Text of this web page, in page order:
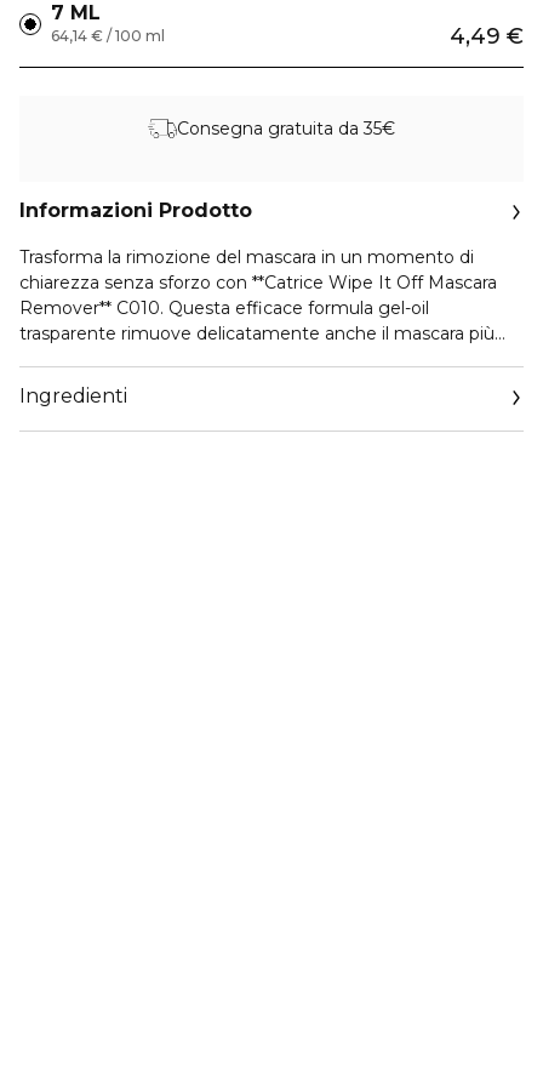
7 ML
4,49 €
64,14 € / 100 ml
Consegna gratuita da 35€
Informazioni Prodotto
Trasforma la rimozione del mascara in un momento di
chiarezza senza sforzo con **Catrice Wipe It Off Mascara
Remover** C010. Questa efficace formula gel-oil
trasparente rimuove delicatamente anche il mascara più
confortevole e curata la delicata zona del contorno occhi.
Arricchito con squalano, lascia il contorno occhi nutrito
senza residui grassi. La texture leggera agisce in modo
Ingredienti